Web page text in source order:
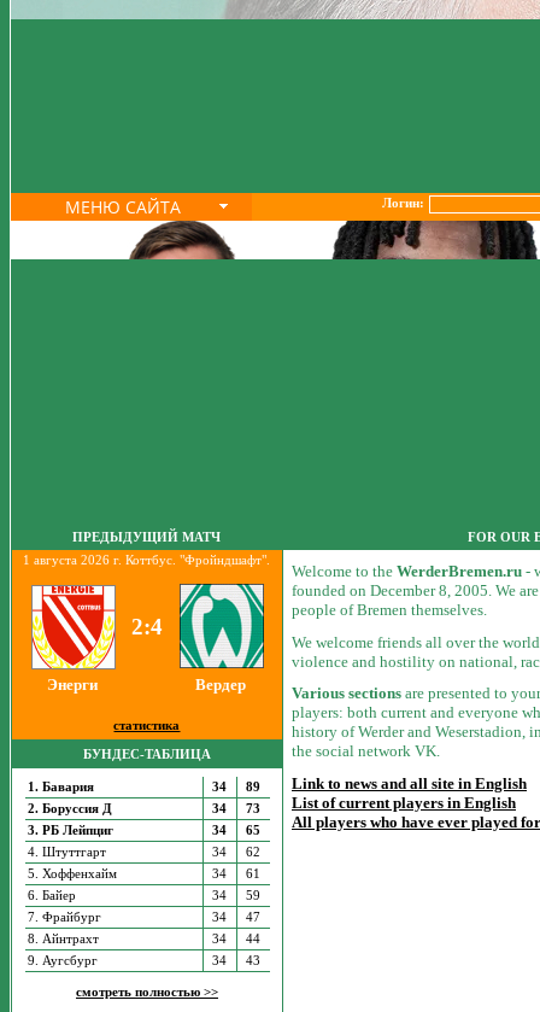
МЕНЮ САЙТА Логин:
ПРЕДЫДУЩИЙ МАТЧ
1 августа 2026 г. Коттбус. "Фройндшафт".
2:4
Энерги Вердер
статистика
БУНДЕС-ТАБЛИЦА
1. Бавария 34
89
2. Боруссия Д
34
73
3. РБ Лейпциг
34
65
4. Штуттгарт
34
62
5. Хоффенхайм
34
61
6. Байер
34
59
7. Фрайбург
34
47
8. Айнтрахт
34
44
9. Аугсбург
34 43
смотреть полностью >>
FOR OUR
Welcome to the WerderBremen.ru -
founded on December 8, 2005. We
people of Bremen themselves.
We welcome friends all over the
violence and hostility on national,
Various sections are presented to
players: both current and everyone
history of Werder and Weserstadion,
the social network VK.
Link to news and all site in English
List of current players in English
All players who have ever played